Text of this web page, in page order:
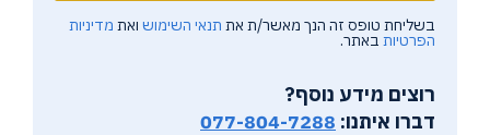
בשליחת טופס זה הנך מאשר/ת את תנאי השימוש ואת מדיניות
הפרטיות באתר.
רוצים מידע נוסף?
דברו איתנו: 077-804-7288